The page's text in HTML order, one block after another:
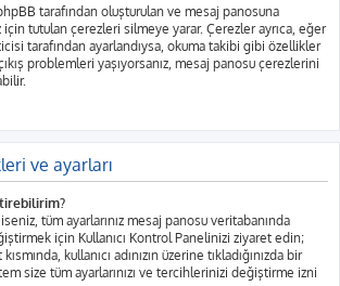
tarafından oluşturulan ve mesaj panosuna
tutulan çerezleri silmeye yarar. Çerezler ayrıca, eğer
tarafından ayarlandıysa, okuma takibi gibi özellikler
problemleri yaşıyorsanız, mesaj panosu çerezlerini
ve ayarları
iseniz, tüm ayarlarınız mesaj panosu veritabanında
için Kullanıcı Kontrol Panelinizi ziyaret edin;
kullanıcı adınızın üzerine tıkladığınızda bir
size tüm ayarlarınızı ve tercihlerinizi değiştirme izni